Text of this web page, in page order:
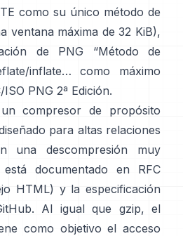
como su único método de
ventana máxima de 32 KiB),
de PNG
“Método de
inflate… como máximo
ISO PNG 2ª Edición.
un compresor de propósito
para altas relaciones
una descompresión muy
documentado en
RFC
HTML) y la especificación
. Al igual que gzip, el
como objetivo el acceso